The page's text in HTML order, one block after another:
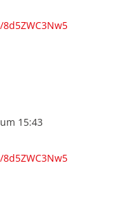
15:43